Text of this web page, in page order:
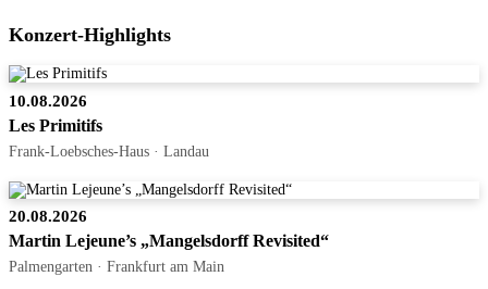
Konzert-Highlights
10.08.2026
Les Primitifs
Frank-Loebsches-Haus · Landau
20.08.2026
Martin Lejeune’s „Mangelsdorff Revisited“
Palmengarten · Frankfurt am Main